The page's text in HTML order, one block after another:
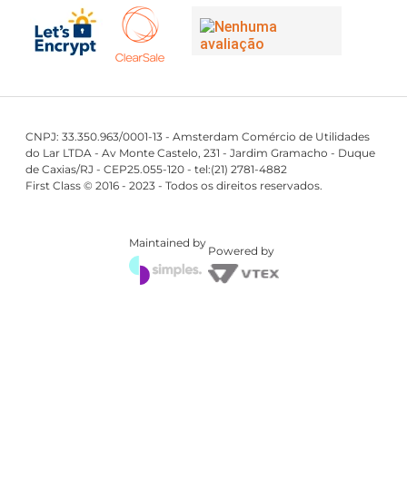
CNPJ: 33.350.963/0001-13 - Amsterdam Comércio de Utilidades
do Lar LTDA - Av Monte Castelo, 231 - Jardim Gramacho - Duque
de Caxias/RJ - CEP25.055-120 - tel:(21) 2781-4882
First Class © 2016 - 2023 - Todos os direitos reservados.
Maintained by
Powered by